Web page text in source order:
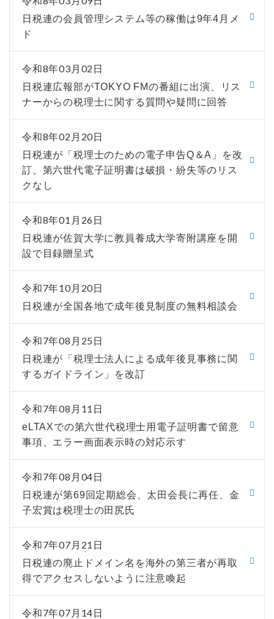
日税連の会員管理システム等の稼働は9年4月メ
ド
令和8年03月02日
日税連広報部がTOKYO FMの番組に出演、リス
ナーからの税理士に関する質問や疑問に回答
令和8年02月20日
日税連が「税理士のための電子申告Q＆A」を改
訂、第六世代電子証明書は破損・紛失等のリス
クなし
令和8年01月26日
日税連が佐賀大学に教員養成大学寄附講座を開
設で目録贈呈式
令和7年10月20日
日税連が全国各地で成年後見制度の無料相談会
令和7年08月25日
日税連が「税理士法人による成年後見事務に関
するガイドライン」を改訂
令和7年08月11日
eLTAXでの第六世代税理士用電子証明書で留意
事項、エラー画面表示時の対応示す
令和7年08月04日
日税連が第69回定期総会、太田会長に再任、金
子宏賞は税理士の田尻氏
令和7年07月21日
日税連の廃止ドメイン名を海外の第三者が再取
得でアクセスしないように注意喚起
令和7年07月14日